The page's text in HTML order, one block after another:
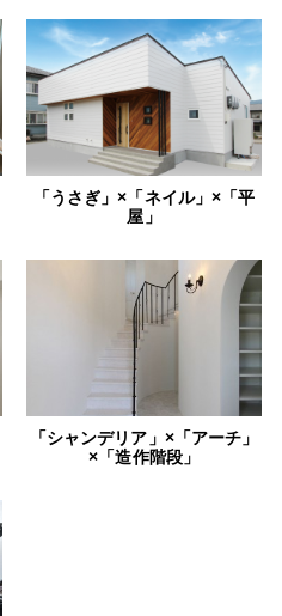
「うさぎ」×「ネイル」×「平
屋」
「シャンデリア」×「アーチ」
×「造作階段」